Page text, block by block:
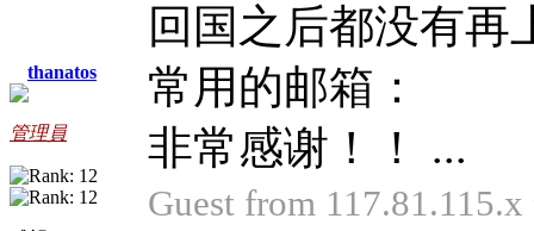
thanatos
管理員
回国之后都没有再
常用的邮箱：
非常感谢！！ ...
Guest from